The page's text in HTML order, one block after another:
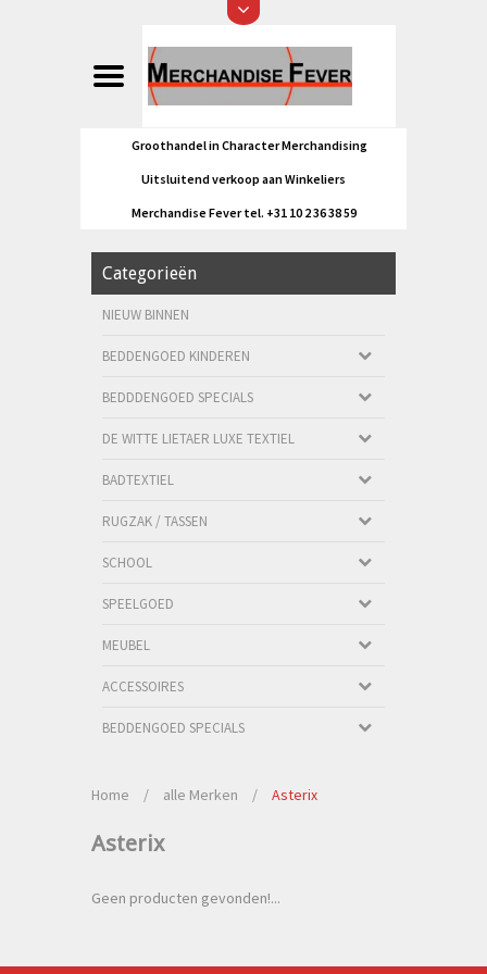
Groothandel in Character Merchandising
Uitsluitend verkoop aan Winkeliers
Merchandise Fever tel. +31 10 2 36 38 59
Categorieën
NIEUW BINNEN
BEDDENGOED KINDEREN
BEDDDENGOED SPECIALS
DE WITTE LIETAER LUXE TEXTIEL
BADTEXTIEL
RUGZAK / TASSEN
SCHOOL
SPEELGOED
MEUBEL
ACCESSOIRES
BEDDENGOED SPECIALS
Home / alle Merken / Asterix
Asterix
Geen producten gevonden!...